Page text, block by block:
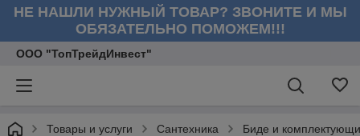
НЕ НАШЛИ НУЖНЫЙ ТОВАР? ЗВОНИТЕ И МЫ
ОБЯЗАТЕЛЬНО ПОМОЖЕМ!!!
ООО "ТопТрейдИнвест"
Товары и услуги Сантехника Биде и